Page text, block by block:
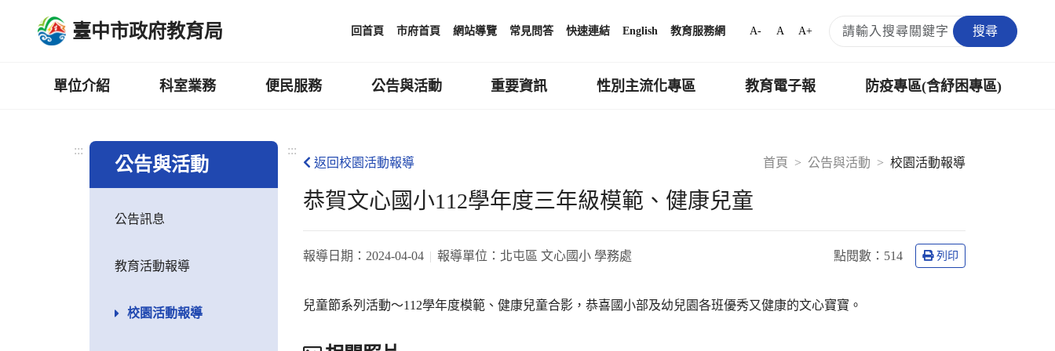
臺中市政府教育局 回首頁 市府首頁 網站導覽 常見問答 快速連結 English 教育服務網 A- A A+ 搜尋
單位介紹 科室業務 便民服務 公告與活動 重要資訊 性別主流化專區 教育電子報 防疫專區(含紓困專區)
:::
公告與活動
公告訊息
教育活動報導
校園活動報導
:::
首頁
公告與活動 校園活動報導
返回校園活動報導
恭賀文心國小112學年度三年級模範、健康兒童
報導日期： 2024-04-04 報導單位： 北屯區 文心國小 學務處 點閱數： 514 列印
兒童節系列活動～112學年度模範、健康兒童合影，恭喜國小部及幼兒園各班優秀又健康的文心寶寶。